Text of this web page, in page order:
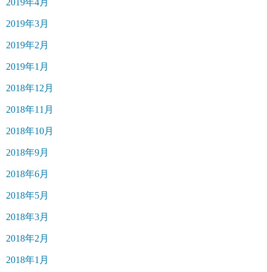
2019年3月
2019年2月
2019年1月
2018年12月
2018年11月
2018年10月
2018年9月
2018年6月
2018年5月
2018年3月
2018年2月
2018年1月